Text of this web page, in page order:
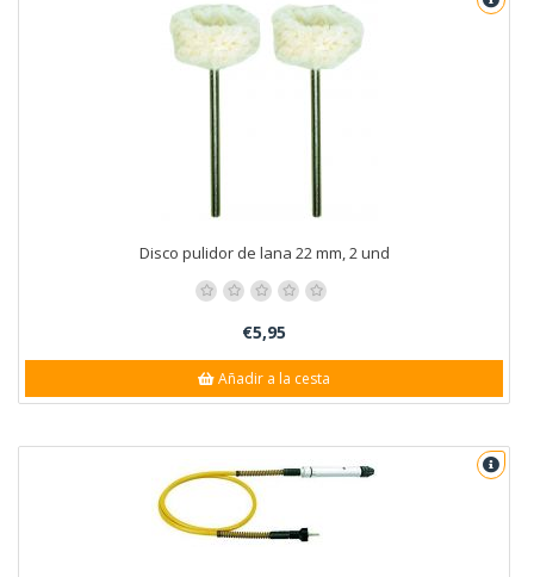
Disco pulidor de lana 22 mm, 2 und
€5,95
Añadir a la cesta